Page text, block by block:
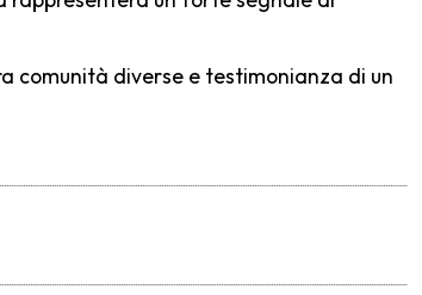
comunità diverse e testimonianza di un